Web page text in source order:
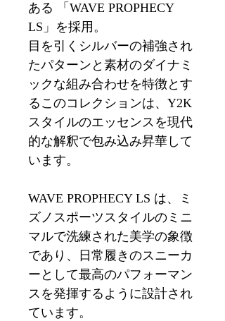
ある 「WAVE PROPHECY
LS」を採用。
目を引くシルバーの補強され
たパターンと素材のダイナミ
ックな組み合わせを特徴とす
るこのコレクションは、Y2K
スタイルのエッセンスを現代
的な解釈で包み込み昇華して
います。
WAVE PROPHECY LS は、ミ
ズノスポーツスタイルのミニ
マルで洗練された美学の象徴
であり、日常履きのスニーカ
ーとして最高のパフォーマン
スを発揮するように設計され
ています。